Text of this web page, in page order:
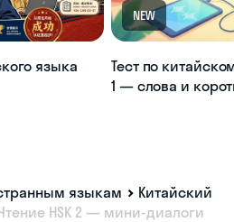
языка
NEW
Тест по
1 — слова и
языкам
Китайский
HSK 2 — мини-диалоги